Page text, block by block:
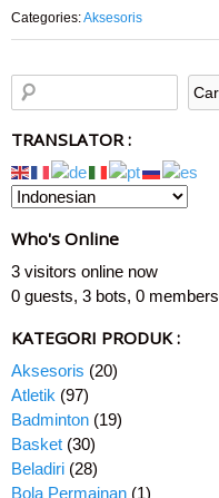
Categories:Aksesoris
TRANSLATOR :
Who's Online
3 visitors online now
0 guests, 3 bots, 0 members
KATEGORI PRODUK :
Aksesoris (20)
Atletik (97)
Badminton (19)
Basket (30)
Beladiri (28)
Bola Permainan (1)